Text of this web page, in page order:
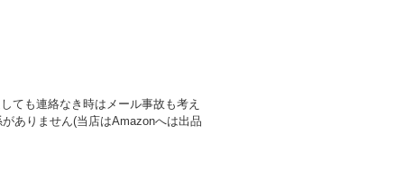
ても連絡なき時はメール事故も考え
ありません(当店はAmazonへは出品